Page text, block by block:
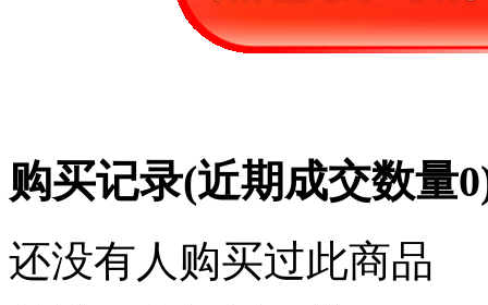
购买记录(近期成交数量0
还没有人购买过此商品